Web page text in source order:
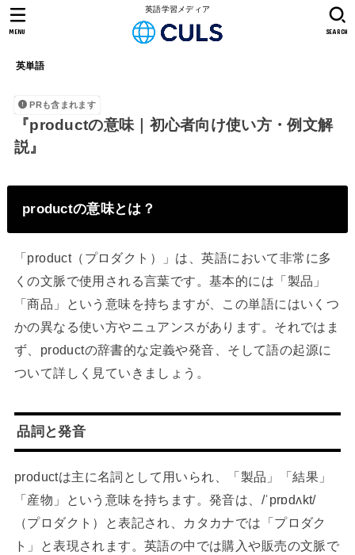
英語学習メディア
英単語
SEARCH
MENU
PRも含まれます
『productの意味｜初心者向け使い方・例文解
説』
productの意味とは？
「product（プロダクト）」は、英語において非常に多
くの文脈で使用される言葉です。基本的には「製品」
「商品」という意味を持ちますが、この単語にはいくつ
かの異なる使い方やニュアンスがあります。それではま
ず、productの辞書的な定義や発音、そして語の起源に
ついて詳しく見ていきましょう。
品詞と発音
productは主に名詞として用いられ、「製品」「結果」
「産物」という意味を持ちます。発音は、/ˈprɒdʌkt/
（プロダクト）と表記され、カタカナでは「プロダク
ト」と表現されます。英語の中では購入や販売の文脈で